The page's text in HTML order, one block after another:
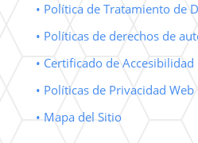
• Política de Tratamiento de
• Políticas de derechos de
• Certificado de Accesibilidad
• Políticas de Privacidad Web
• Mapa del Sitio